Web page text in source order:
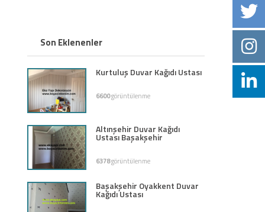
Son Eklenenler
Kurtuluş Duvar Kağıdı Ustası
6600görüntülenme
Altınşehir Duvar Kağıdı
Ustası Başakşehir
6378görüntülenme
Başakşehir Oyakkent Duvar
Kağıdı Ustası